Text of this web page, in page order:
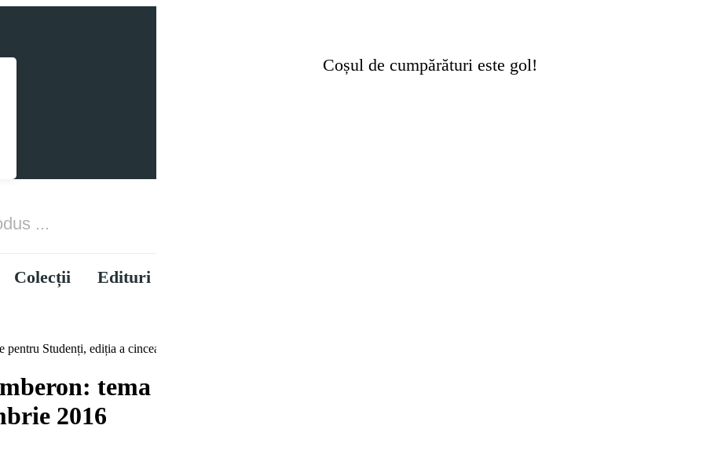
Coșul de cumpărături este gol!
Colecții Edituri
Studenți, ediția a cincea, Pralea (Bc), 22-25 septembrie 2016
tema Săptămânii Sociale pentru Studenți, ediția a
2016